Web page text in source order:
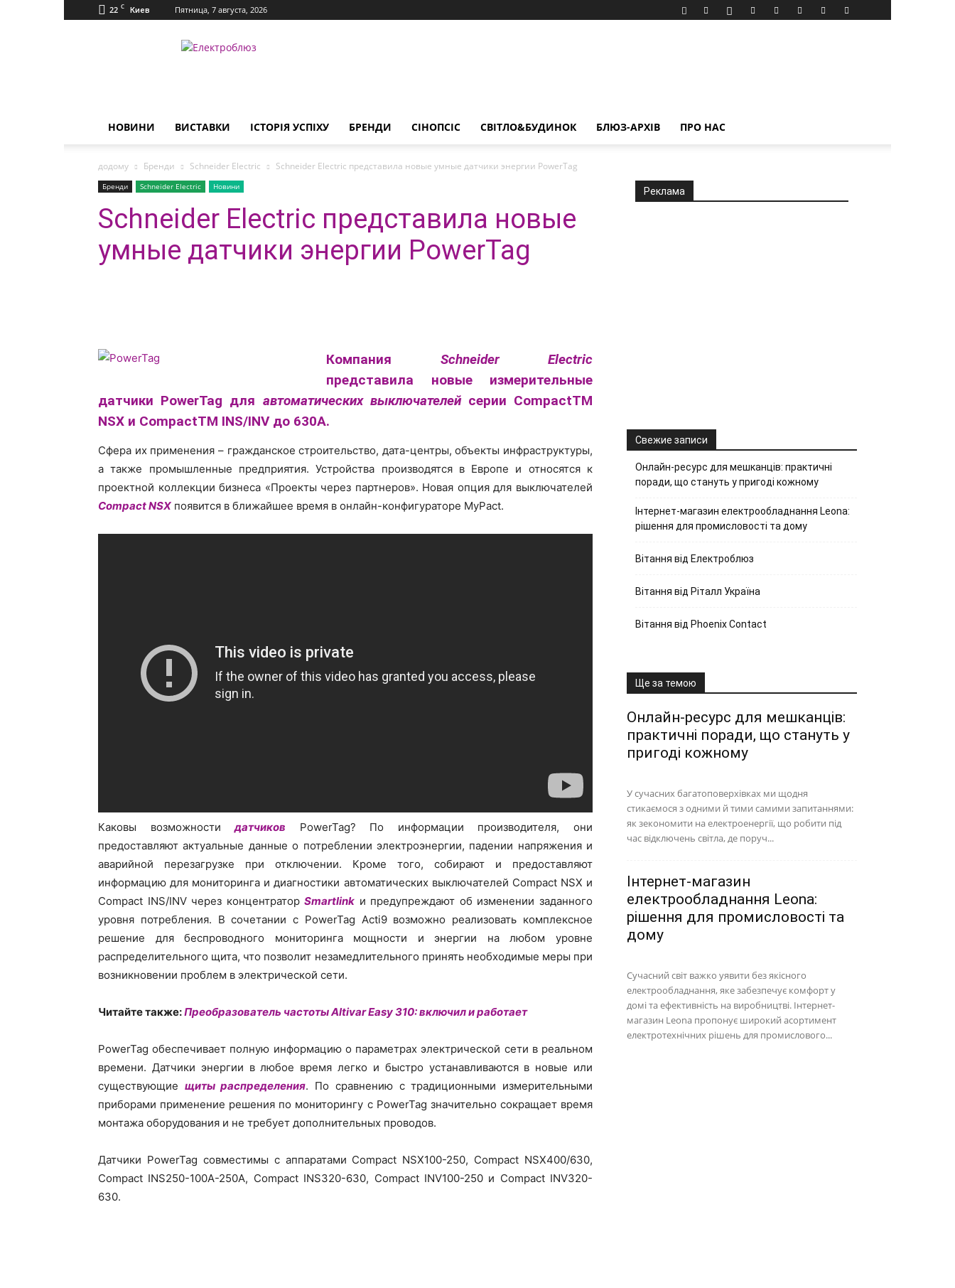
22 C Киев Пятница, 7 августа, 2026
Електроблюз
НОВИНИ ВИСТАВКИ ІСТОРІЯ УСПІХУ БРЕНДИ СІНОПСІС СВІТЛО&БУДИНОК БЛЮЗ-АРХІВ ПРО НАС
додому Бренди Schneider Electric Schneider Electric представила новые умные датчики энергии PowerTag
Бренди Schneider Electric Новини
Schneider Electric представила новые
умные датчики энергии PowerTag
Компания Schneider Electric
представила новые измерительные
датчики PowerTag для автоматических выключателейсерии CompactTM
NSX и CompactTM INS/INV до 630А.
Сфера их применения – гражданское строительство, дата-центры, объекты инфраструктуры,
а также промышленные предприятия. Устройства производятся в Европе и относятся к
проектной коллекции бизнеса «Проекты через партнеров». Новая опция для выключателей
Compact NSX появится в ближайшее время в онлайн-конфигураторе MyPact.
Каковы возможностидатчиков PowerTag? По информации производителя, они
предоставляют актуальные данные о потреблении электроэнергии, падении напряжения и
аварийной перезагрузке при отключении. Кроме того, собирают и предоставляют
информацию для мониторинга и диагностики автоматических выключателей Compact NSX и
Compact INS/INV через концентраторSmartlink и предупреждают об изменении заданного
уровня потребления. В сочетании с PowerTag Acti9 возможно реализовать комплексное
решение для беспроводного мониторинга мощности и энергии на любом уровне
распределительного щита, что позволит незамедлительного принять необходимые меры при
возникновении проблем в электрической сети.
Читайте также:Преобразователь частоты Altivar Easy 310: включил и работает
PowerTag обеспечивает полную информацию о параметрах электрической сети в реальном
времени. Датчики энергии в любое время легко и быстро устанавливаются в новые или
существующие щиты распределения. По сравнению с традиционными измерительными
приборами применение решения по мониторингу с PowerTag значительно сокращает время
монтажа оборудования и не требует дополнительных проводов.
Датчики PowerTag совместимы с аппаратами Compact NSX100-250, Compact NSX400/630,
Compact INS250-100A-250A, Compact INS320-630, Compact INV100-250 и Compact INV320-
630.
Реклама
Свежие записи
Онлайн-ресурс для мешканців: практичні
поради, що стануть у пригоді кожному
Інтернет-магазин електрообладнання Leona:
рішення для промисловості та дому
Вітання від Електроблюз
Вітання від Ріталл Україна
Вітання від Phoenix Contact
Ще за темою
Онлайн-ресурс для мешканців:
практичні поради, що стануть у
пригоді кожному
У сучасних багатоповерхівках ми щодня
стикаємося з одними й тими самими запитаннями:
як зекономити на електроенергії, що робити під
час відключень світла, де поруч...
Інтернет-магазин
електрообладнання Leona:
рішення для промисловості та
дому
Сучасний світ важко уявити без якісного
електрообладнання, яке забезпечує комфорт у
домі та ефективність на виробництві. Інтернет-
магазин Leona пропонує широкий асортимент
електротехнічних рішень для промислового...